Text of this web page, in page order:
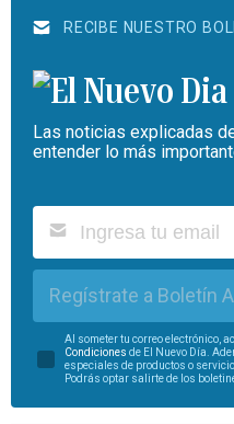
RECIBE NUESTRO
Las noticias explicadas
entender lo más
Regístrate a Boletín
Al someter tu correo electrónico,
Condiciones de El Nuevo Día.
especiales de productos o
Podrás optar salirte de los